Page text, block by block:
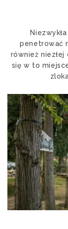
penetrować
również
się w to